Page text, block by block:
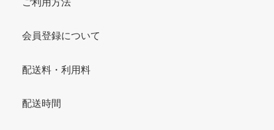
会員登録について
配送料・利用料
配送時間